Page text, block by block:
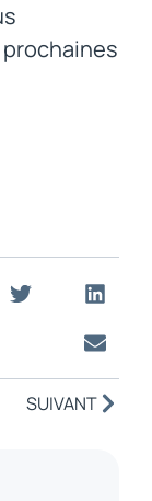
SUIVANT